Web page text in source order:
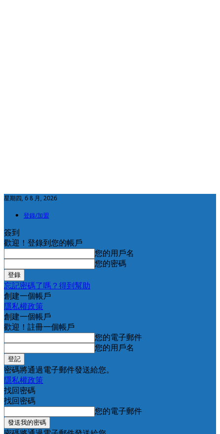
星期四, 6 8 月, 2026
登錄/加盟
簽到
歡迎！登錄到您的帳戶
您的用戶名
您的密碼
忘記密碼了嗎？得到幫助
創建一個帳戶
隱私權政策
創建一個帳戶
歡迎！註冊一個帳戶
您的電子郵件
您的用戶名
密碼將通過電子郵件發送給您。
隱私權政策
找回密碼
找回密碼
您的電子郵件